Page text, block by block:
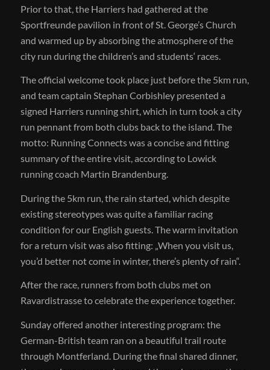
Prior to that, the Harriers had gathered at the
Sportfreunde pavilion in front of St. George’s Church
and warmed up by absorbing the atmosphere of the
city run during the children’s and students‘ races.
The official welcome took place just before the 5km run,
and team captain Stephan Corbishley presented a
signed Harriers running shirt, which in turn took a city
run pennant from both clubs back to the island. The
motto: Running Connects was a concise and fitting
summary of the entire visit, according to Lowick
running coach Martin Brandenburg.
During the 5km run, the rain started, which despite
existing stereotypes was quite a familiar racing
condition for our English guests. The warm invitation
for a return visit was also fitting: „When you visit us,
you’d better not come in winter, there’s plenty of rain“.
After the race, runners from both clubs met on
Ravardistrasse to celebrate the experience together.
Sunday offered another interesting program: the
German-British team ran on a beautiful trail route
through Montferland. During the final shared dinner,